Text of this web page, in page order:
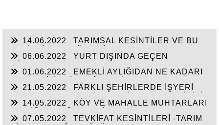
14.06.2022
TARIMSAL KESİNTİLER VE BU
EMEKLİLİK DURUMLARI
06.06.2022
YURT DIŞINDA GEÇEN
DURUMU İLE İŞ SÖZLEŞMESİNİN DEVRİDE
İŞÇİLERİN SGK MATRAHLARI
01.06.2022
EMEKLİ AYLIĞIDAN NE KADARI
İŞCİNİN BU SÜRELERİ PRİM GÜNÜNDEN
DÜŞÜLEBİLİR Mİ?
21.05.2022
FARKLI ŞEHİRLERDE İŞYERİ
TEŞVİKLERDEN YARARLANMASI--UZUN
SÜRELİ RAPOR ONAYLARI
14.05.2022
KÖY VE MAHALLE MUHTARLARI
İLGİLİ BİLGİLER
07.05.2022
TEVKİFAT KESİNTİLERİ -TARIM